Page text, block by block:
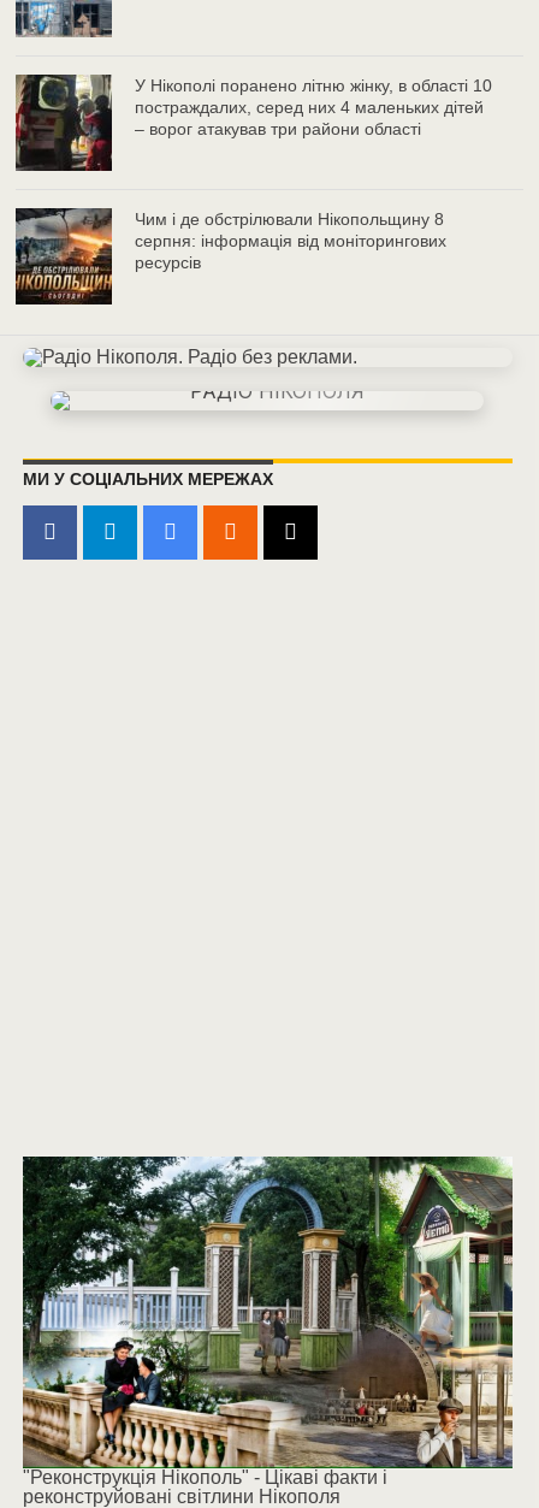
У Нікополі поранено літню жінку, в області 10
постраждалих, серед них 4 маленьких дітей
– ворог атакував три райони області
Чим і де обстрілювали Нікопольщину 8
серпня: інформація від моніторингових
ресурсів
МИ У СОЦІАЛЬНИХ МЕРЕЖАХ
"Реконструкція Нікополь" - Цікаві факти і
реконструйовані світлини Нікополя